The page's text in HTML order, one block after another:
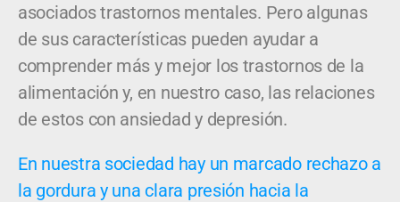
asociados trastornos mentales. Pero algunas
de sus características pueden ayudar a
comprender más y mejor los trastornos de la
alimentación y, en nuestro caso, las relaciones
de estos con ansiedad y depresión.
En nuestra sociedad hay un marcado rechazo a
la gordura y una clara presión hacia la